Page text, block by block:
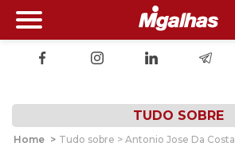
TUDO SOBRE
Home > Tudo sobre > Antonio Jose Da Costa